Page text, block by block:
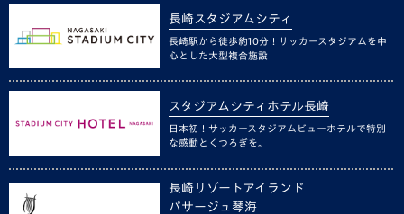
長崎スタジアムシティ
長崎駅から徒歩約10分！サッカースタジアムを中
心とした大型複合施設
スタジアムシティホテル長崎
日本初！サッカースタジアムビューホテルで特別
な感動とくつろぎを。
長崎リゾートアイランド
パサージュ琴海